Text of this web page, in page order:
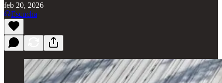
feb 20, 2026
Escucha